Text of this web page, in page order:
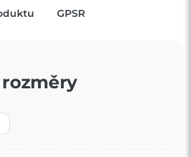
vašemu interiéru.
pokoji, útulné ložnici